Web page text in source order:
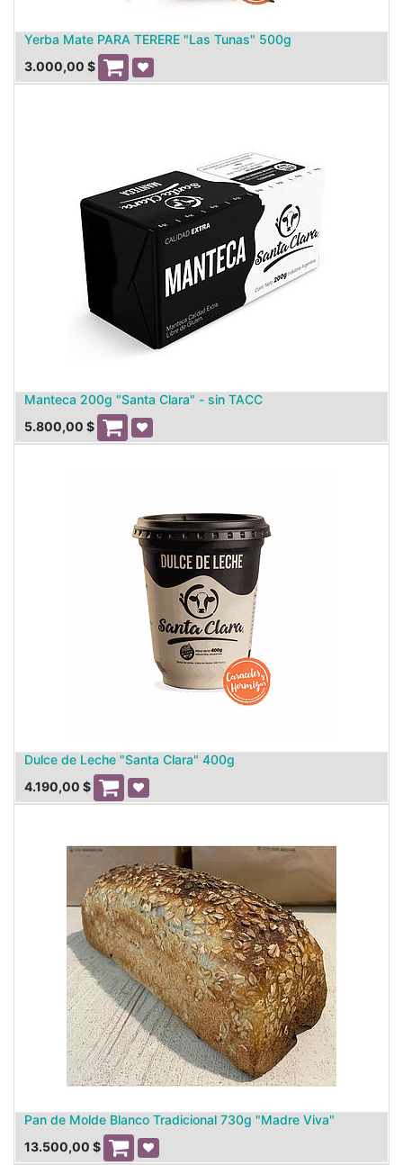
Yerba Mate PARA TERERE "Las Tunas" 500g
3.000,00 $
Manteca 200g "Santa Clara" - sin TACC
5.800,00 $
Dulce de Leche "Santa Clara" 400g
4.190,00 $
Pan de Molde Blanco Tradicional 730g "Madre Viva"
13.500,00 $